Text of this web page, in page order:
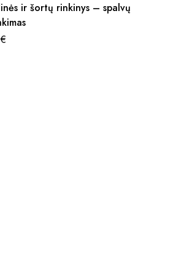
ir šortų rinkinys – spalvų
€